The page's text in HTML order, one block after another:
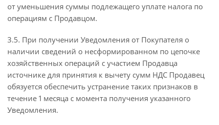
от уменьшения суммы подлежащего уплате налога по
операциям с Продавцом.
3.5. При получении Уведомления от Покупателя о
наличии сведений о несформированном по цепочке
хозяйственных операций с участием Продавца
источнике для принятия к вычету сумм НДС Продавец
обязуется обеспечить устранение таких признаков в
течение 1 месяца с момента получения указанного
Уведомления.